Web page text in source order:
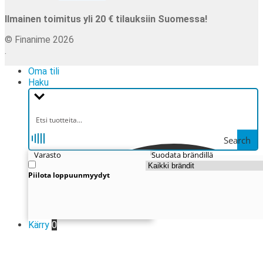
Ilmainen toimitus yli 20 € tilauksiin Suomessa!
© Finanime 2026
.
Oma tili
Haku
Search
Varasto
Piilota loppuunmyydyt
Suodata brändillä
Kärry 0